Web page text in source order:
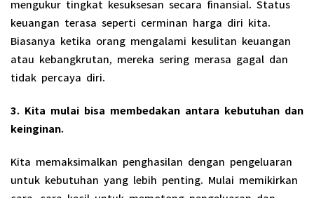
keuangan terasa seperti cerminan harga diri kita.
Biasanya ketika orang mengalami kesulitan keuangan
atau kebangkrutan, mereka sering merasa gagal dan
tidak percaya diri.
3. Kita mulai bisa membedakan antara kebutuhan dan
keinginan.
Kita memaksimalkan penghasilan dengan pengeluaran
untuk kebutuhan yang lebih penting. Mulai memikirkan